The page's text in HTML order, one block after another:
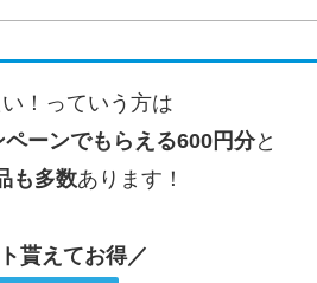
！っていう方は
ペーンでもらえる600円分と
も多数あります！
貰えてお得／